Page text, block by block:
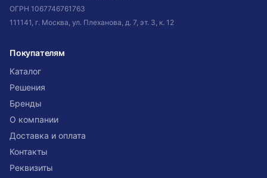
ОГРН 1067746761763
111141, г. Москва, ул. Плеханова, д. 7, эт. 3, к. 12
Покупателям
Каталог
Решения
Бренды
О компании
Доставка и оплата
Контакты
Реквизиты